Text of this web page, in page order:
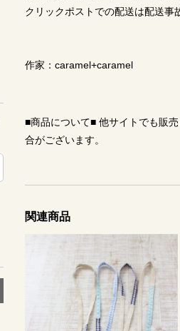
クリックポストでの配送は配送事
作家：caramel+caramel
■商品について■ 他サイトでも販
合がございます。
関連商品